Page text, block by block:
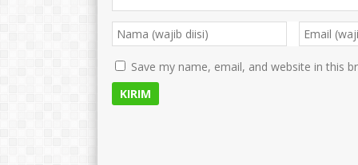
Save my name, email, and website in this